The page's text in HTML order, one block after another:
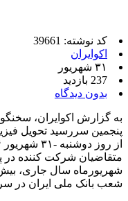
کد نوشته: 39661
اکوایران
۳۱ شهریور
237 بازدید
بدون دیدگاه
به گزارش اکوایران،
پنجمین سررسید تحویل
شعب بانک ملی ایران در